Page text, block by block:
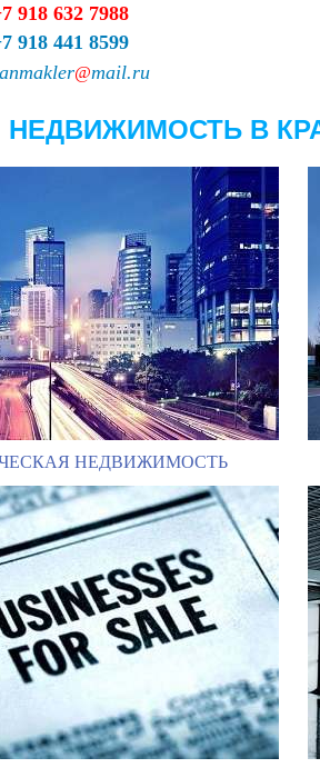
918 632 7988
918 441 8599
@mail.ru
НЕДВИЖИМОСТЬ В
НЕДВИЖИМОСТЬ